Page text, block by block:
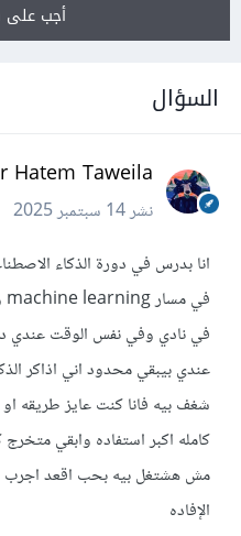
أجب على
السؤال
Hatem Taweila
نشر14 سبتمبر 2025
انا بدرس في دورة الذكاء
في نادي وفي نفس الوقت عندي
عندي بيبقي محدود اني اذاكر
شغف بيه فانا كنت عايز طريقه
كامله اكبر استفاده وابقي
مش هشتغل بيه بحب اقعد اجرب
الإفاده